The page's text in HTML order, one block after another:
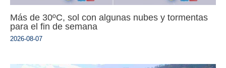
Más de 30ºC, sol con algunas nubes y tormentas
para el fin de semana
2026-08-07